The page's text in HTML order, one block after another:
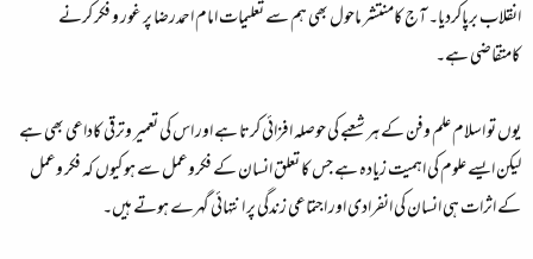
انقلاب برپاکردیا۔ آج کامنتشر ماحول بھی ہم سے تعلیمات امام احمدرضا پر غور و فکر کرنے
کامتقاضی ہے۔
یوں تو اسلام علم وفن کے ہر شعبے کی حوصلہ افزائی کرتا ہے اور اس کی تعمیر وترقی کاداعی بھی ہے
لیکن ایسے علوم کی اہمیت زیادہ ہے جس کا تعلق انسان کے فکروعمل سے ہو کیوں کہ فکر وعمل
کے اثرات ہی انسان کی انفرادی اور اجتماعی زندگی پر انتہائی گہرے ہوتے ہیں۔